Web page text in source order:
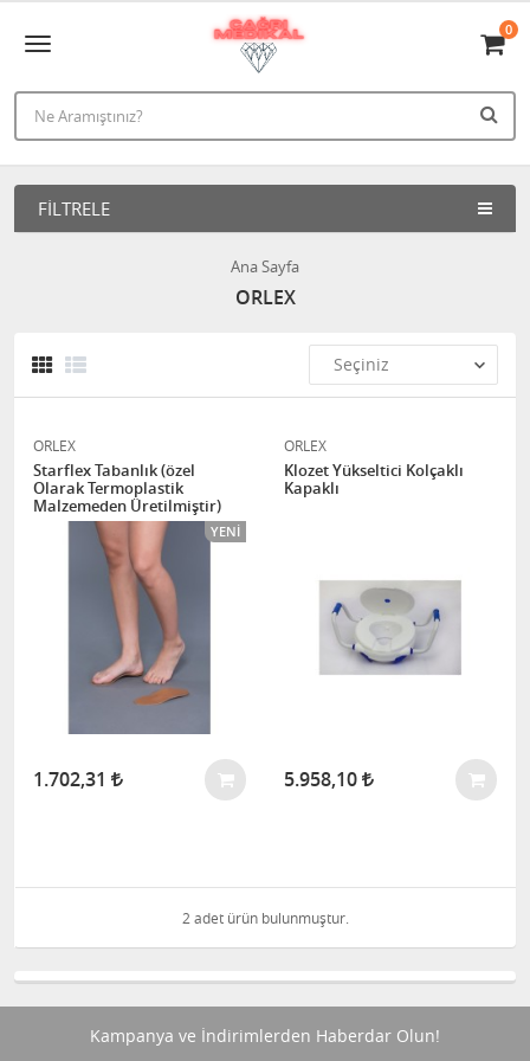
0
FILTRELE
Ana Sayfa
ORLEX
ORLEX
Starflex Tabanlık (özel
Olarak Termoplastik
Malzemeden Üretilmiştir)
YENI
1.702,31
ORLEX
Klozet Yükseltici Kolçaklı
Kapaklı
5.958,10
2 adet ürün bulunmuştur.
Kampanya ve İndirimlerden Haberdar Olun!